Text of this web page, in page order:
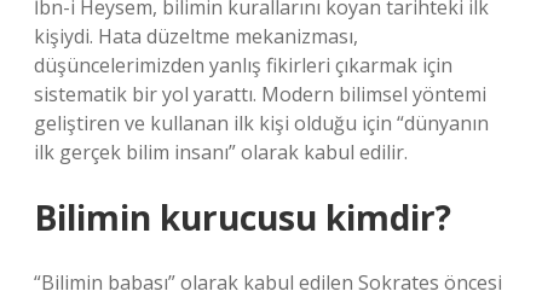
İbn-i Heysem, bilimin kurallarını koyan tarihteki ilk
kişiydi. Hata düzeltme mekanizması,
düşüncelerimizden yanlış fikirleri çıkarmak için
sistematik bir yol yarattı. Modern bilimsel yöntemi
geliştiren ve kullanan ilk kişi olduğu için “dünyanın
ilk gerçek bilim insanı” olarak kabul edilir.
Bilimin kurucusu kimdir?
“Bilimin babası” olarak kabul edilen Sokrates öncesi